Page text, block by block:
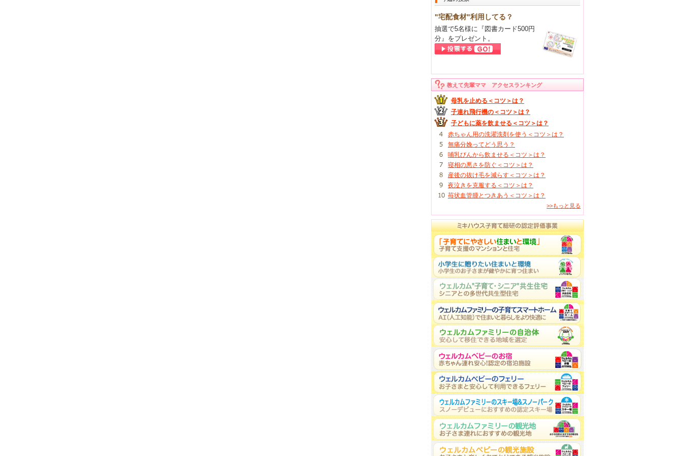
"宅配食材"利用してる？
抽選で5名様に『図書カード500円
分』をプレゼント。
教えて先輩ママ アクセスランキング
母乳を止める＜コツ＞は？
子連れ飛行機の＜コツ＞は？
子どもに薬を飲ませる＜コツ＞は？
赤ちゃん用の洗濯洗剤を使う＜コツ＞は？
無痛分娩ってどう思う？
哺乳びんから飲ませる＜コツ＞は？
寝相の悪さを防ぐ＜コツ＞は？
産後の抜け毛を減らす＜コツ＞は？
夜泣きを克服する＜コツ＞は？
苺状血管腫とつきあう＜コツ＞は？
>>もっと見る